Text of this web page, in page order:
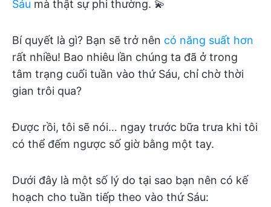
Sáu mà thật sự phi thường. 💫
Bí quyết là gì? Bạn sẽ trở nên có năng suất hơn
rất nhiều! Bao nhiêu lần chúng ta đã ở trong
tâm trạng cuối tuần vào thứ Sáu, chỉ chờ thời
gian trôi qua?
Được rồi, tôi sẽ nói… ngay trước bữa trưa khi tôi
có thể đếm ngược số giờ bằng một tay.
Dưới đây là một số lý do tại sao bạn nên có kế
hoạch cho tuần tiếp theo vào thứ Sáu: